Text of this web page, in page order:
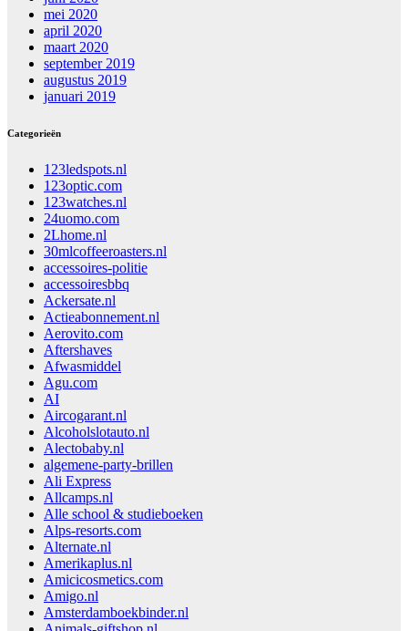
mei 2020
april 2020
maart 2020
september 2019
augustus 2019
januari 2019
Categorieën
123ledspots.nl
123optic.com
123watches.nl
24uomo.com
2Lhome.nl
30mlcoffeeroasters.nl
accessoires-politie
accessoiresbbq
Ackersate.nl
Actieabonnement.nl
Aerovito.com
Aftershaves
Afwasmiddel
Agu.com
AI
Aircogarant.nl
Alcoholslotauto.nl
Alectobaby.nl
algemene-party-brillen
Ali Express
Allcamps.nl
Alle school & studieboeken
Alps-resorts.com
Alternate.nl
Amerikaplus.nl
Amicicosmetics.com
Amigo.nl
Amsterdamboekbinder.nl